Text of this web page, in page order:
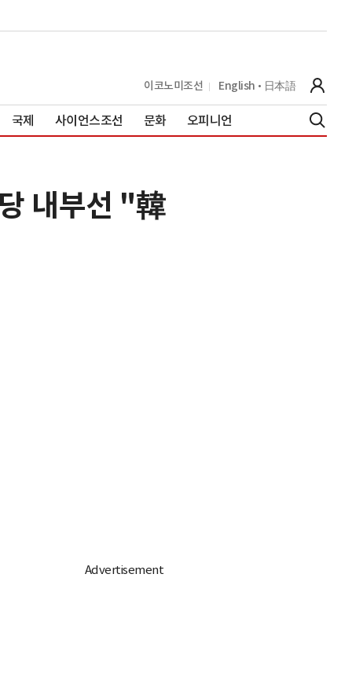
이코노미조선 English 日本語
국제 사이언스조선 문화 오피니언
내부선 "韓